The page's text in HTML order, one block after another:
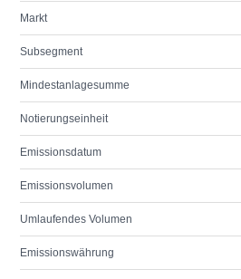
Markt
Subsegment
Mindestanlagesumme
Notierungseinheit
Emissionsdatum
Emissionsvolumen
Umlaufendes Volumen
Emissionswährung